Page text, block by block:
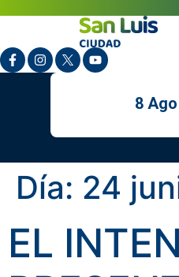
8 Ago
Día: 24
EL